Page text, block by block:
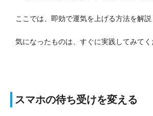
ここでは、即効で運気を上げる方法を解説
気になったものは、すぐに実践してみてく
スマホの待ち受けを変える